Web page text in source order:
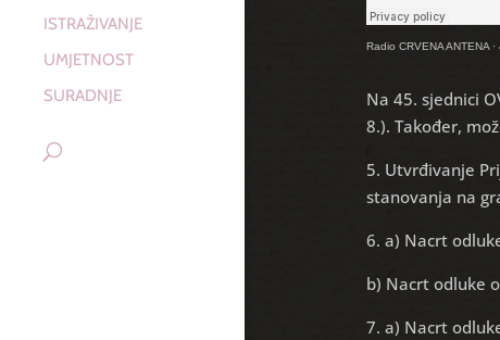
ISTRAŽIVANJE
UMJETNOST
SURADNJE
Radio CRVENA ANTENA·
Na 45. sjednici
8.). Također,
5. Utvrđivanje
stanovanja na
6. a) Nacrt
b) Nacrt odluke
7. a) Nacrt